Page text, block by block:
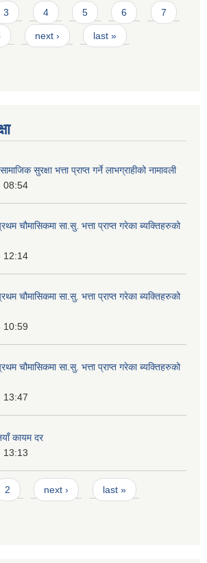
3 4 5 6 7
next › last »
सुरक्षा भत्ता प्राप्त गर्ने लाभग्राहीको नामावली
08:54
चौमासिकमा सा.सु. भत्ता प्राप्त गरेका ब्यक्तिहरुको
12:14
चौमासिकमा सा.सु. भत्ता प्राप्त गरेका ब्यक्तिहरुको
10:59
चौमासिकमा सा.सु. भत्ता प्राप्त गरेका ब्यक्तिहरुको
13:47
कायम दर
13:13
2 next › last »